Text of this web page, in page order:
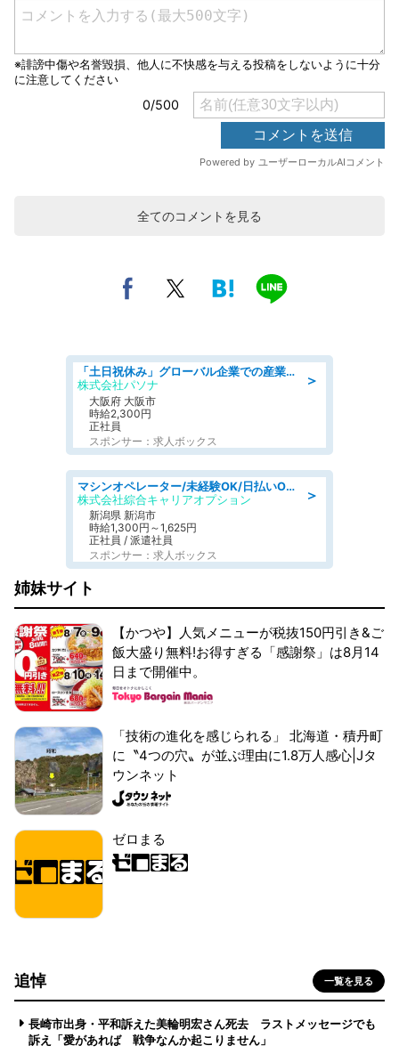
全てのコメントを見る
＞
「土日祝休み」グローバル企業での産業保健のお仕事/保健師/高時給/残業なし/服装自由/要資格:保健師
株式会社パソナ
大阪府 大阪市
時給2,300円
正社員
スポンサー：求人ボックス
＞
マシンオペレーター/未経験OK/日払いOK/寮費無料/交替制/20・30・40代活躍中
株式会社綜合キャリアオプション
新潟県 新潟市
時給1,300円～1,625円
正社員 / 派遣社員
スポンサー：求人ボックス
姉妹サイト
【かつや】人気メニューが税抜150円引き&ご
飯大盛り無料!お得すぎる「感謝祭」は8月14
日まで開催中。
「技術の進化を感じられる」 北海道・積丹町
に〝4つの穴〟が並ぶ理由に1.8万人感心|Jタ
ウンネット
ゼロまる
追悼 一覧を見る
長崎市出身・平和訴えた美輪明宏さん死去 ラストメッセージでも
訴え「愛があれば 戦争なんか起こりません」